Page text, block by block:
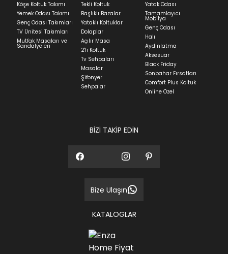
Yatak siparişlerinizin teslim süresi yaşadığınız şehre
ve ürünün stok durumuna göre ortalama 5-24 iş
günüdür.
Panel ve Döşeme grubu ürün siparişlerinizin teslim
süresi yaşadığınız şehre ve ürünün stok durumuna
göre ortalama 30-45 iş günüdür.
Siparişlerim bölümünden sürecinizi takip edebilirsiniz.
Sıkça Sorulan Sorularbölümünü ziyaret
Köşe Koltuk Takımı
Yemek Odası Takımı
Genç Odası Takımları
TV Ünitesi Takımları
Mutfak Masaları ve
Sandalyeleri
Tekli Koltuk
Başlıklı Bazalar
Yataklı Koltuklar
Dolaplar
Açılır Masa
2'li Koltuk
Tv Sehpaları
Masalar
Şifonyer
Sehpalar
Yatak Odası
Tamamlayıcı
Mobilya
Genç Odası
Halı
Aydınlatma
Aksesuar
Black Friday
Sonbahar Fırsatları
Comfort Plus Koltuk
Online Özel
BİZİ TAKİP EDİN
Bize Ulaşın
KATALOGLAR